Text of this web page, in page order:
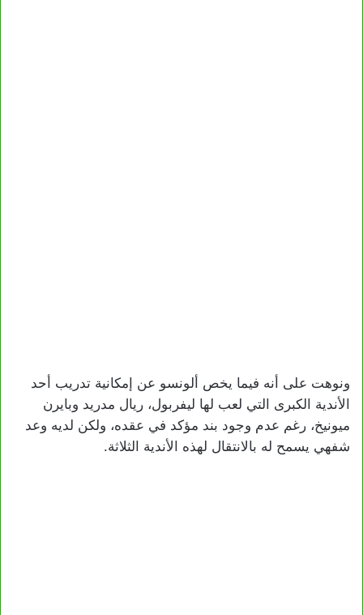
ونوهت على أنه فيما يخص ألونسو عن إمكانية تدريب أحد
الأندية الكبرى التي لعب لها ليفربول، ريال مدريد وبايرن
ميونيخ، رغم عدم وجود بند مؤكد في عقده، ولكن لديه وعد
شفهي يسمح له بالانتقال لهذه الأندية الثلاثة.